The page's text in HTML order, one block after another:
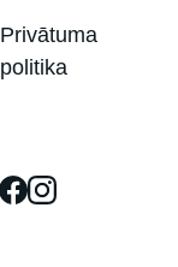
Privātuma
politika